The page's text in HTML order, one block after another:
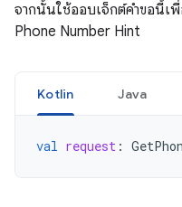
จากนั้นใช้ออบเจ็กต์คำขอนี้เ
Phone Number Hint
Kotlin Java
val request :